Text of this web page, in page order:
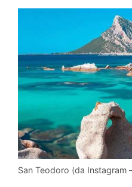
San Teodoro (da Instagram